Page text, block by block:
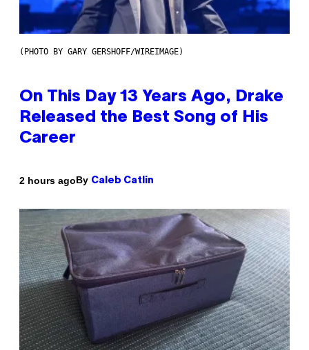
(PHOTO BY GARY GERSHOFF/WIREIMAGE)
On This Day 13 Years Ago, Drake
Released the Best Song of His
Career
2 hours agoBy Caleb Catlin